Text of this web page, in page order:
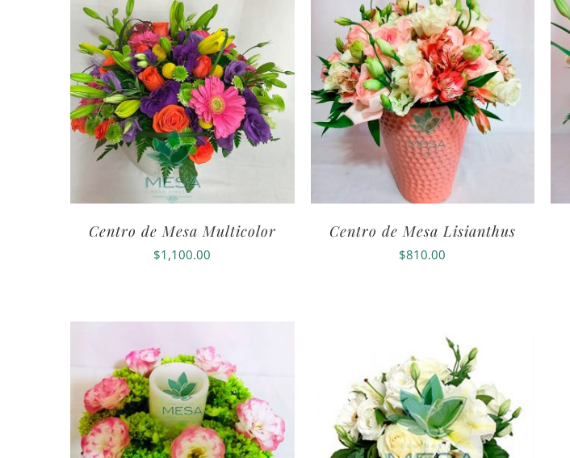
Centro de Mesa Multicolor
$1,100.00
Centro de Mesa Lisianthus
$810.00